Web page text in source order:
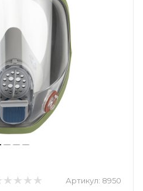
Артикул: 8950